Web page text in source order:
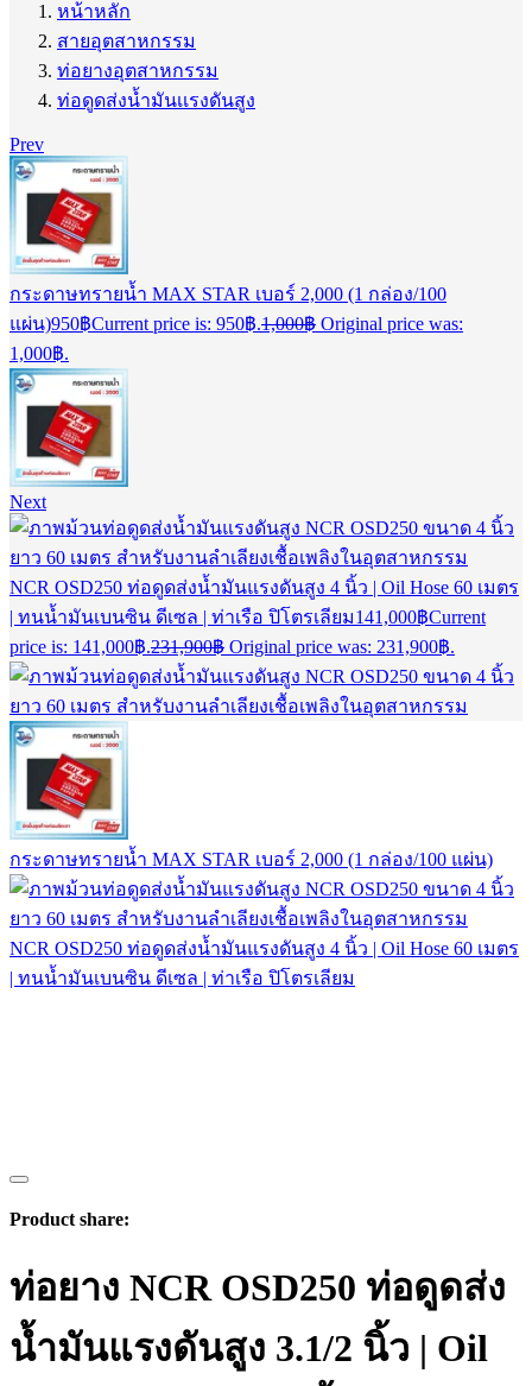
หน้าหลัก
สายอุตสาหกรรม
ท่อยางอุตสาหกรรม
ท่อดูดส่งน้ำมันเเรงดันสูง
Prev
กระดาษทรายน้ำ MAX STAR เบอร์ 2,000 (1 กล่อง/100
แผ่น)950฿Current price is: 950฿.1,000฿ Original price was:
1,000฿.
Next
NCR OSD250 ท่อดูดส่งน้ำมันแรงดันสูง 4 นิ้ว | Oil Hose 60 เมตร
| ทนน้ำมันเบนซิน ดีเซล | ท่าเรือ ปิโตรเลียม141,000฿Current
price is: 141,000฿.231,900฿ Original price was: 231,900฿.
กระดาษทรายน้ำ MAX STAR เบอร์ 2,000 (1 กล่อง/100 แผ่น)
NCR OSD250 ท่อดูดส่งน้ำมันแรงดันสูง 4 นิ้ว | Oil Hose 60 เมตร
| ทนน้ำมันเบนซิน ดีเซล | ท่าเรือ ปิโตรเลียม
Product share:
ท่อยาง NCR OSD250 ท่อดูดส่ง
น้ำมันแรงดันสูง 3.1/2 นิ้ว | Oil